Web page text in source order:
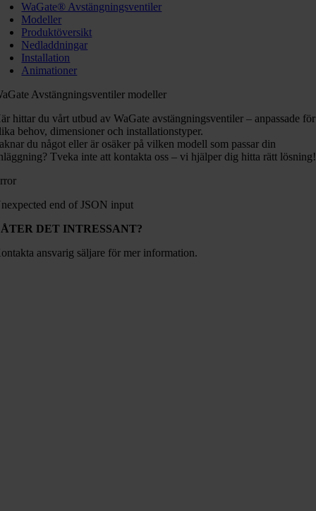
WaGate® Avstängningsventiler
Modeller
Produktöversikt
Nedladdningar
Installation
Animationer
Avstängningsventiler modeller
hittar du vårt utbud av WaGate avstängningsventiler – anpassade för
behov, dimensioner och installationstyper.
du något eller är osäker på vilken modell som passar din
Tveka inte att kontakta oss – vi hjälper dig hitta rätt lösning!
end of JSON input
DET INTRESSANT?
ansvarig säljare för mer information.